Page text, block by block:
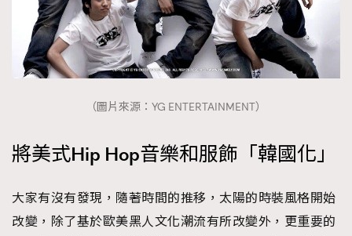
（圖片來源：YG ENTERTAINMENT）
將美式Hip Hop音樂和服飾「韓國化」
大家有沒有發現，隨著時間的推移，太陽的時裝風格開始
改變，除了基於歐美黑人文化潮流有所改變外，更重要的